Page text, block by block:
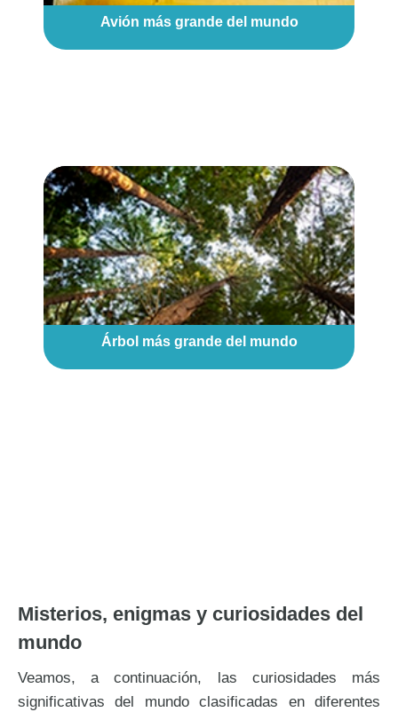
Avión más grande del mundo
Árbol más grande del mundo
Misterios, enigmas y curiosidades del
mundo
Veamos, a continuación, las curiosidades más
significativas del mundo clasificadas en diferentes